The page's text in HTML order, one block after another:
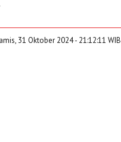
31 Oktober 2024 - 21:12:11 WIB